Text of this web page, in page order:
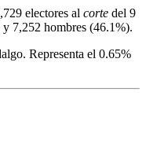
electores al corte del 9
y 7,252 hombres (46.1%).
. Representa el 0.65%